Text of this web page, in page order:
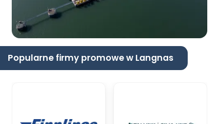
Popularne firmy promowe w Langnas